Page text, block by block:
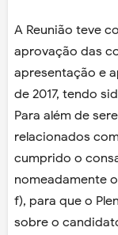
A Reunião teve
aprovação das
apresentação e
de 2017, tendo
Para além de
relacionados
cumprido o
nomeadamente
f), para que o
sobre o